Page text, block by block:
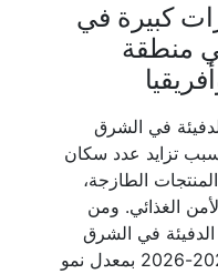
كبيرة في
منطقة
في الشرق
تزايد عدد سكان
الطازجة،
الغذائي. ومن
في الشرق
الأوسط وأفريقيا خلال الفترة 2021-2026 بمعدل نمو